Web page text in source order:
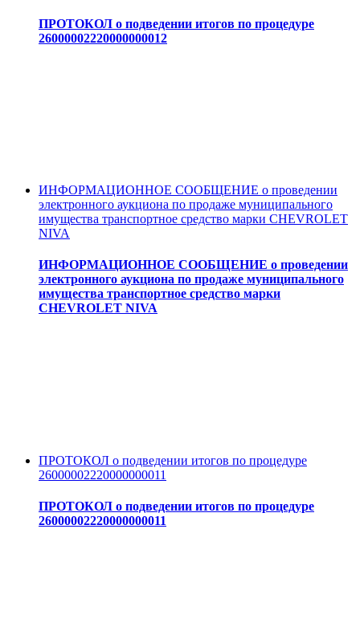
ПРОТОКОЛ о подведении итогов по процедуре
26000002220000000012
ИНФОРМАЦИОННОЕ СООБЩЕНИЕ о проведении
электронного аукциона по продаже муниципального
имущества транспортное средство марки CHEVROLET
NIVA
ИНФОРМАЦИОННОЕ СООБЩЕНИЕ о проведении
электронного аукциона по продаже муниципального
имущества транспортное средство марки
CHEVROLET NIVA
ПРОТОКОЛ о подведении итогов по процедуре
26000002220000000011
ПРОТОКОЛ о подведении итогов по процедуре
26000002220000000011